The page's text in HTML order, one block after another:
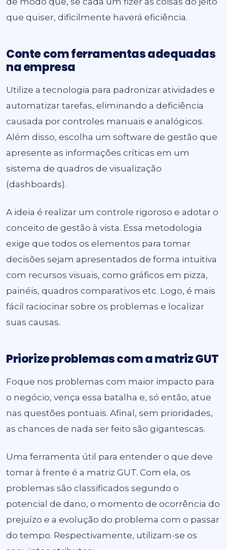
que quiser, dificilmente haverá eficiência.
Conte com ferramentas adequadas
na empresa
Utilize a tecnologia para padronizar atividades e
automatizar tarefas, eliminando a deficiência
causada por controles manuais e analógicos.
Além disso, escolha um software de gestão que
apresente as informações críticas em um
sistema de quadros de visualização
(dashboards).
A ideia é realizar um controle rigoroso e adotar o
conceito de gestão à vista. Essa metodologia
exige que todos os elementos para tomar
decisões sejam apresentados de forma intuitiva
com recursos visuais, como gráficos em pizza,
painéis, quadros comparativos etc. Logo, é mais
fácil raciocinar sobre os problemas e localizar
suas causas.
Priorize problemas com a matriz GUT
Foque nos problemas com maior impacto para
o negócio, vença essa batalha e, só então, atue
nas questões pontuais. Afinal, sem prioridades,
as chances de nada ser feito são gigantescas.
Uma ferramenta útil para entender o que deve
tomar à frente é a matriz GUT. Com ela, os
problemas são classificados segundo o
potencial de dano, o momento de ocorrência do
prejuízo e a evolução do problema com o passar
do tempo. Respectivamente, utilizam-se os